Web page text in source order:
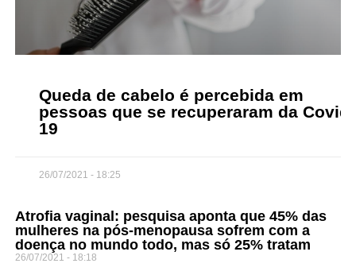
Queda de cabelo é percebida em
pessoas que se recuperaram da Covid-
19
26/07/2021 - 18:25
Atrofia vaginal: pesquisa aponta que 45% das
mulheres na pós-menopausa sofrem com a
doença no mundo todo, mas só 25% tratam
26/07/2021 - 18:18